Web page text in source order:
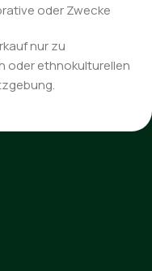
oder Zwecke
nur zu
oder ethnokulturellen